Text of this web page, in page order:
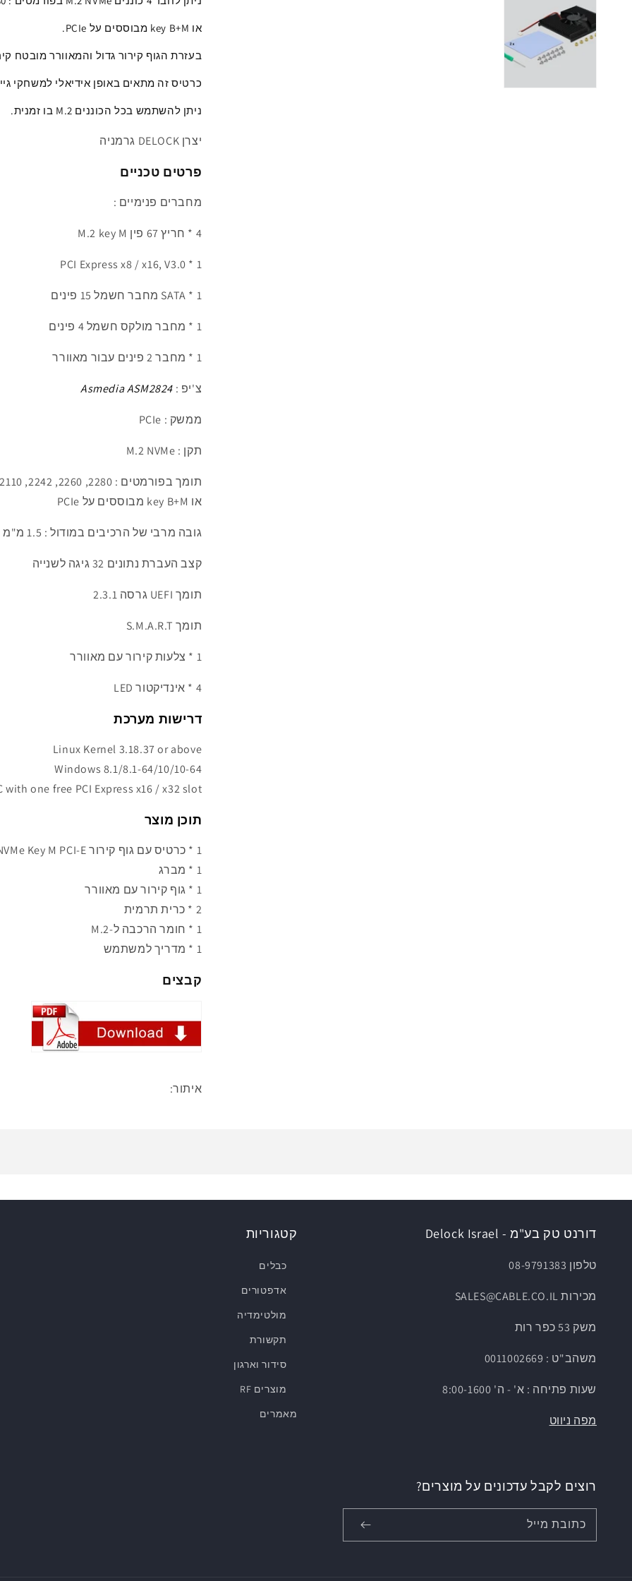
קירור
עבור
כוננים
NVMe
קירור
עבור
כוננים
NVMe
או key B+M מבוססים על PCIe .
בעזרת הגוף קירור גדול והמאוורר מובטח
כרטיס זה מתאים באופן אידיאלי למשחקי
ניתן להשתמש בכל הכוננים בו זמנית.
יצרן DELOCK גרמניה
פרטים טכניים
מחברים פנימיים :
4 * חריץ 67 פין M.2 key M
1 * PCI Express x8 / x16, V3.0
1 * SATA מחבר חשמל 15 פינים
1 * מחבר מולקס חשמל 4 פינים
1 * מחבר 2 פינים עבור מאוורר
צ'יפ : Asmedia ASM2824
ממשק : PCIe
תקן : M.2 NVMe
תומך בפורמטים : 2280, 2260, 2242, 22110 key M
או key B+M מבוססים על PCIe
גובה מרבי של הרכיבים במודול : 1.5 מ"מ
קצב העברת נתונים 32 גיגה לשנייה
תומך UEFI גרסה 2.3.1
תומך S.M.A.R.T
1 * צלעות קירור עם מאוורר
4 * אינדיקטור LED
דרישות מערכת
Linux Kernel 3.18.37 or above
Windows 8.1/8.1-64/10/10-64
with one free PCI Express x16 / x32 slot
תוכן מוצר
1 * כרטיס עם גוף קירור M.2 NVMe Key M PCI-E
1 * מברג
1 * גוף קירור עם מאוורר
2 * כרית תרמית
1 *
חומר הרכבה ל-M.2
1 * מדריך למשתמש
קבצים
איתור:
קטגוריות
כבלים
אדפטורים
מולטימדיה
תקשורת
סידור וארגון
מוצרים RF
מאמרים
דורנט טק בע"מ - Delock Israel
טלפון 08-9791383
מכירות SALES@CABLE.CO.IL
משק 53 כפר רות
משהב"ט : 0011002669
שעות פתיחה : א' - ה' 8:00-1600
מפה ניווט
רוצים לקבל עדכונים על מוצרים?
כתובת מייל